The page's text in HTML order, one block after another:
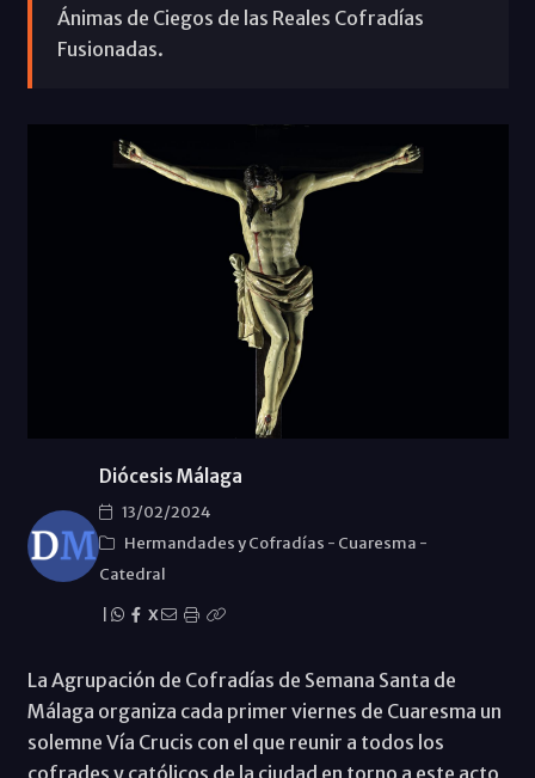
Ánimas de Ciegos de las Reales Cofradías
Fusionadas.
Diócesis Málaga
13/02/2024
Hermandades y Cofradías - Cuaresma -
Catedral
X
La Agrupación de Cofradías de Semana Santa de
Málaga organiza cada primer viernes de Cuaresma un
solemne Vía Crucis con el que reunir a todos los